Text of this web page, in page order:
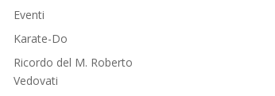
Eventi
Karate-Do
Ricordo del M. Roberto
Vedovati